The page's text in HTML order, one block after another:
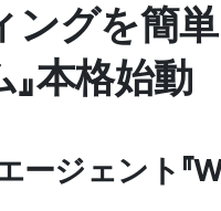
グを簡
本格始動
ージェント『